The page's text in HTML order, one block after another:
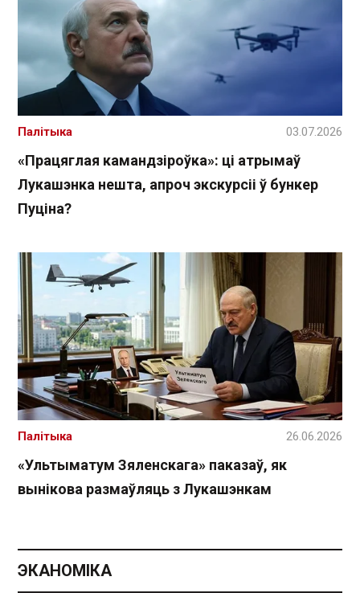
«Працяглая камандзіроўка»: ці атрымаў
Лукашэнка нешта, апроч экскурсіі ў бункер
Пуціна?
Палітыка 03.07.2026
«Ультыматум Зяленскага» паказаў, як
вынікова размаўляць з Лукашэнкам
Палітыка 26.06.2026
ЭКАНОМІКА